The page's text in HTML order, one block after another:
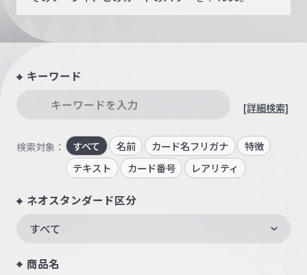
キーワード
[詳細検索]
検索対象： すべて 名前 カード名フリガナ
特徴
テキスト
カード番号 レアリティ
ネオスタンダード区分
すべて
商品名